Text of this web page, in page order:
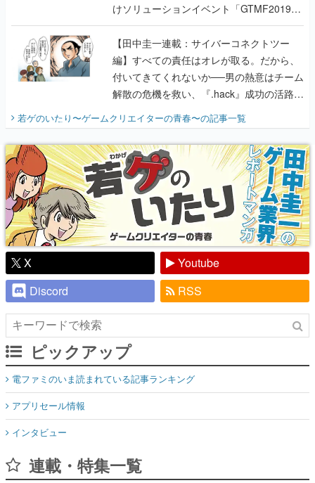
けソリューションイベント「GTMF2019」
に行って、より理解を深めよう【PR】
【田中圭一連載：サイバーコネクトツー
編】すべての責任はオレが取る。だから、
付いてきてくれないか──男の熱意はチーム
解散の危機を救い、『.hack』成功の活路を
『少年ジャンプ』色だった【若ゲのいた
り】
若ゲのいたり〜ゲームクリエイターの青春〜の記事一覧
X
Youtube
Discord
RSS
ピックアップ
電ファミのいま読まれている記事ランキング
アプリセール情報
インタビュー
連載・特集一覧